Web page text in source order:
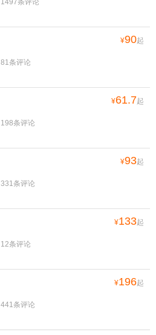
1497条评论
¥90起
81条评论
¥61.7起
198条评论
¥93起
331条评论
¥133起
12条评论
¥196起
441条评论